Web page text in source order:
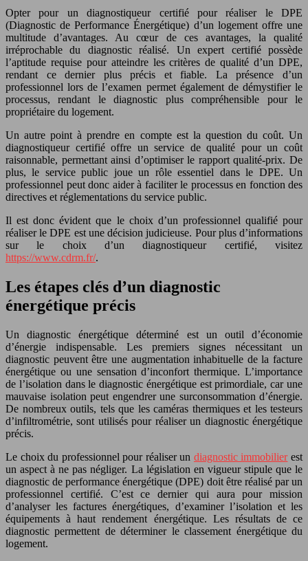
Opter pour un diagnostiqueur certifié pour réaliser le DPE
(Diagnostic de Performance Énergétique) d’un logement offre une
multitude d’avantages. Au cœur de ces avantages, la qualité
irréprochable du diagnostic réalisé. Un expert certifié possède
l’aptitude requise pour atteindre les critères de qualité d’un DPE,
rendant ce dernier plus précis et fiable. La présence d’un
professionnel lors de l’examen permet également de démystifier le
processus, rendant le diagnostic plus compréhensible pour le
propriétaire du logement.
Un autre point à prendre en compte est la question du coût. Un
diagnostiqueur certifié offre un service de qualité pour un coût
raisonnable, permettant ainsi d’optimiser le rapport qualité-prix. De
plus, le service public joue un rôle essentiel dans le DPE. Un
professionnel peut donc aider à faciliter le processus en fonction des
directives et réglementations du service public.
Il est donc évident que le choix d’un professionnel qualifié pour
réaliser le DPE est une décision judicieuse. Pour plus d’informations
sur le choix d’un diagnostiqueur certifié, visitez
https://www.cdrm.fr/.
Les étapes clés d’un diagnostic
énergétique précis
Un diagnostic énergétique déterminé est un outil d’économie
d’énergie indispensable. Les premiers signes nécessitant un
diagnostic peuvent être une augmentation inhabituelle de la facture
énergétique ou une sensation d’inconfort thermique. L’importance
de l’isolation dans le diagnostic énergétique est primordiale, car une
mauvaise isolation peut engendrer une surconsommation d’énergie.
De nombreux outils, tels que les caméras thermiques et les testeurs
d’infiltrométrie, sont utilisés pour réaliser un diagnostic énergétique
précis.
Le choix du professionnel pour réaliser un diagnostic immobilier est
un aspect à ne pas négliger. La législation en vigueur stipule que le
diagnostic de performance énergétique (DPE) doit être réalisé par un
professionnel certifié. C’est ce dernier qui aura pour mission
d’analyser les factures énergétiques, d’examiner l’isolation et les
équipements à haut rendement énergétique. Les résultats de ce
diagnostic permettent de déterminer le classement énergétique du
logement.